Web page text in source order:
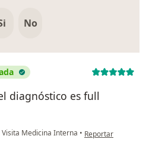
No
diagnóstico es full
Visita Medicina Interna • en opinión del
Reportar